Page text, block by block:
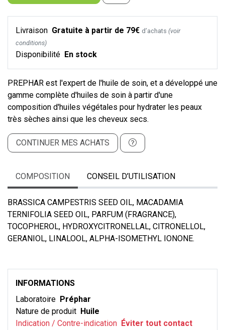
Livraison Gratuite à partir de 79€ d’achats (voir
conditions)
Disponibilité En stock
PREPHAR est l'expert de l'huile de soin, et a développé une
gamme complète d'huiles de soin à partir d'une
composition d'huiles végétales pour hydrater les peaux
très sèches ainsi que les cheveux secs.
CONTINUER MES ACHATS
COMPOSITION CONSEIL D’UTILISATION
BRASSICA CAMPESTRIS SEED OIL, MACADAMIA
TERNIFOLIA SEED OIL, PARFUM (FRAGRANCE),
TOCOPHEROL, HYDROXYCITRONELLAL, CITRONELLOL,
GERANIOL, LINALOOL, ALPHA-ISOMETHYL IONONE.
INFORMATIONS
Laboratoire Préphar
Nature de produit Huile
Indication / Contre-indication Éviter tout contact